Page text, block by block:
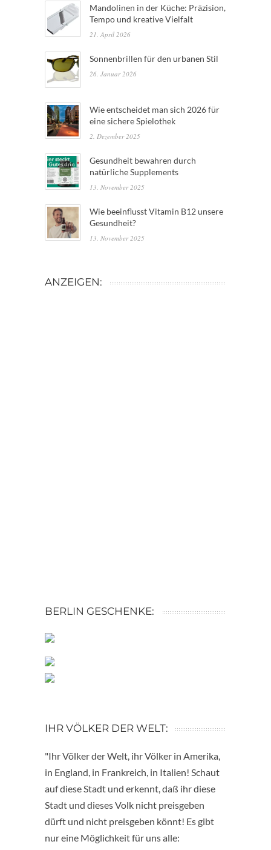
Mandolinen in der Küche: Präzision,
Tempo und kreative Vielfalt
21. April 2026
Sonnenbrillen für den urbanen Stil
26. Januar 2026
Wie entscheidet man sich 2026 für
eine sichere Spielothek
2. Dezember 2025
Gesundheit bewahren durch
natürliche Supplements
13. November 2025
Wie beeinflusst Vitamin B12 unsere
Gesundheit?
13. November 2025
ANZEIGEN:
BERLIN GESCHENKE:
IHR VÖLKER DER WELT:
"Ihr Völker der Welt, ihr Völker in Amerika,
in England, in Frankreich, in Italien! Schaut
auf diese Stadt und erkennt, daß ihr diese
Stadt und dieses Volk nicht preisgeben
dürft und nicht preisgeben könnt! Es gibt
nur eine Möglichkeit für uns alle: